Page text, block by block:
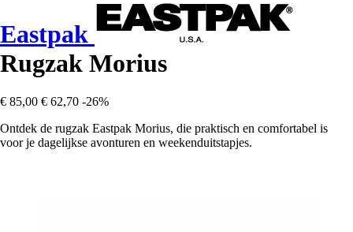
Eastpak
Rugzak Morius
€ 85,00 € 62,70 -26%
Ontdek de rugzak Eastpak Morius, die praktisch en comfortabel is
voor je dagelijkse avonturen en weekenduitstapjes.